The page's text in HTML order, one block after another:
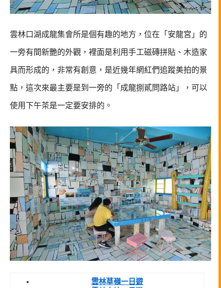
雲林口湖成龍集會所是個有趣的地方，位在「安龍宮」的
一旁有間新艷的外觀，裡面是利用手工磁磚拼貼、木造家
具而形成的，非常有創意，是近幾年網紅們追蹤美拍的景
點，這次來最主要是到一旁的「成龍捌貳問路站」，可以
使用下午茶是一定要安排的。
雲林草嶺一日遊